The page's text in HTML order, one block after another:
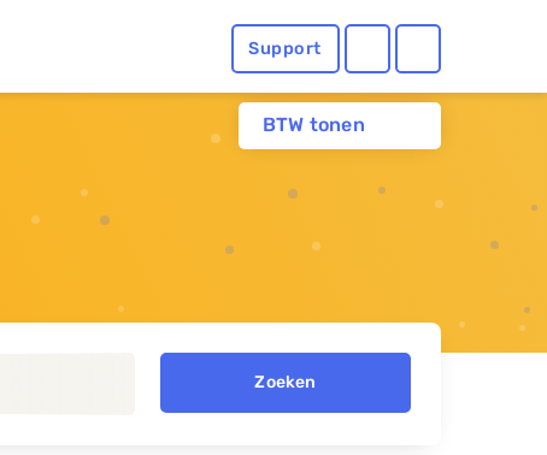
Support
BTW tonen
Zoeken